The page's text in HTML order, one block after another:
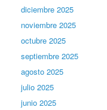
diciembre 2025
noviembre 2025
octubre 2025
septiembre 2025
agosto 2025
julio 2025
junio 2025